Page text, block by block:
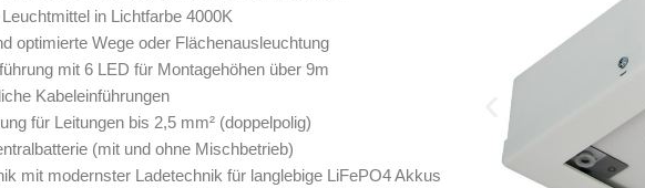
in Lichtfarbe 4000K
optimierte Wege oder Flächenausleuchtung
mit 6 LED für Montagehöhen über 9m
Kabeleinführungen
für Leitungen bis 2,5 mm² (doppelpolig)
(mit und ohne Mischbetrieb)
mit modernster Ladetechnik für langlebige LiFePO4 Akkus